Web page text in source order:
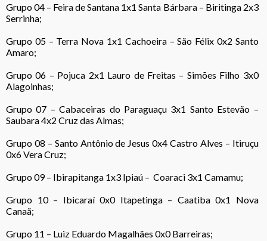
Grupo 04 – Feira de Santana 1x1 Santa Bárbara – Biritinga 2x3
Serrinha;
Grupo 05 – Terra Nova 1x1 Cachoeira – São Félix 0x2 Santo
Amaro;
Grupo 06 – Pojuca 2x1 Lauro de Freitas – Simões Filho 3x0
Alagoinhas;
Grupo 07 – Cabaceiras do Paraguaçu 3x1 Santo Estevão –
Saubara 4x2 Cruz das Almas;
Grupo 08 – Santo Antônio de Jesus 0x4 Castro Alves – Itiruçu
0x6 Vera Cruz;
Grupo 09 – Ibirapitanga 1x3 Ipiaú – Coaraci 3x1 Camamu;
Grupo 10 – Ibicaraí 0x0 Itapetinga – Caatiba 0x1 Nova
Canaã;
Grupo 11 – Luiz Eduardo Magalhães 0x0 Barreiras;